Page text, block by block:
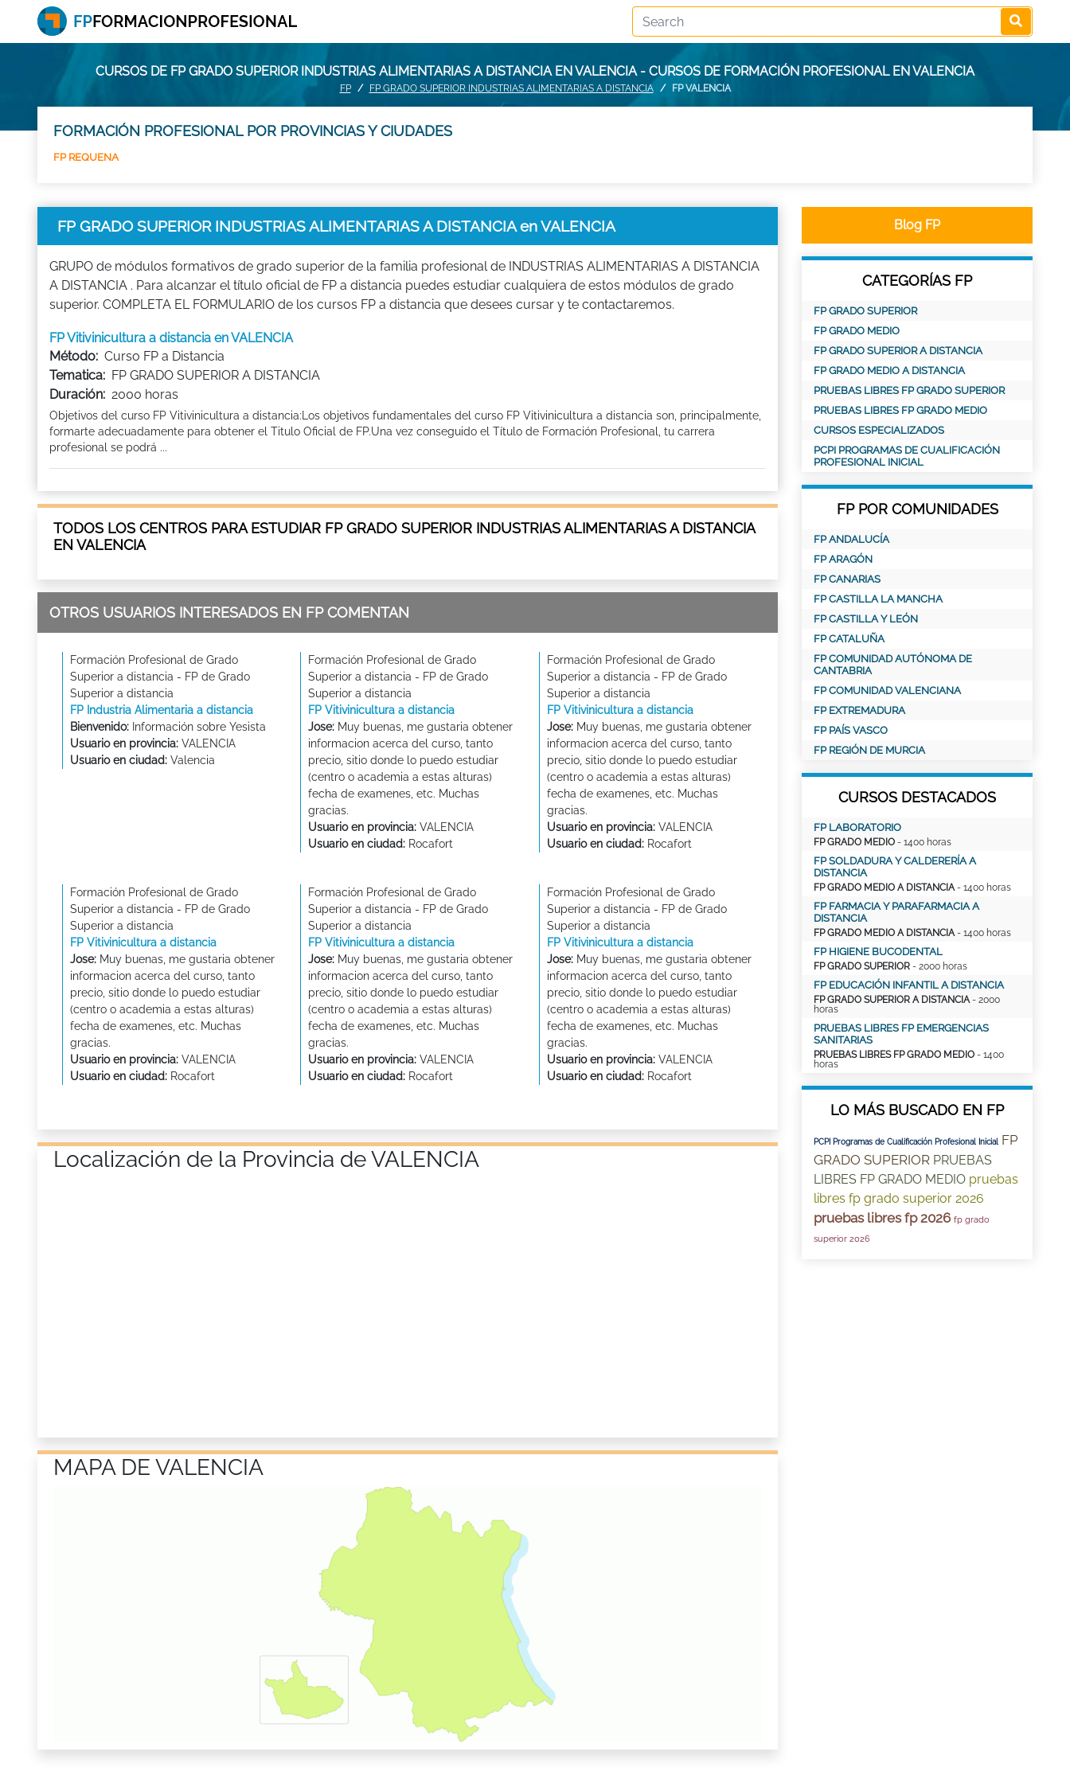
CURSOS DE FP GRADO SUPERIOR INDUSTRIAS ALIMENTARIAS A DISTANCIA EN VALENCIA - CURSOS DE FORMACIÓN PROFESIONAL EN VALENCIA
FP FP GRADO SUPERIOR INDUSTRIAS ALIMENTARIAS A DISTANCIA FP VALENCIA
FORMACIÓN PROFESIONAL POR PROVINCIAS Y CIUDADES
FP REQUENA
FP GRADO SUPERIOR INDUSTRIAS ALIMENTARIAS A DISTANCIA en VALENCIA
GRUPO de módulos formativos de grado superior de la familia profesional de INDUSTRIAS ALIMENTARIAS A DISTANCIA
A DISTANCIA . Para alcanzar el título oficial de FP a distancia puedes estudiar cualquiera de estos módulos de grado
superior. COMPLETA EL FORMULARIO de los cursos FP a distancia que desees cursar y te contactaremos.
FP Vitivinicultura a distancia en VALENCIA
Método: Curso FP a Distancia
Tematica: FP GRADO SUPERIOR A DISTANCIA
Duración: 2000 horas
Objetivos del curso FP Vitivinicultura a distancia:Los objetivos fundamentales del curso FP Vitivinicultura a distancia son, principalmente,
formarte adecuadamente para obtener el Titulo Oficial de FP.Una vez conseguido el Título de Formación Profesional, tu carrera
profesional se podrá ...
TODOS LOS CENTROS PARA ESTUDIAR FP GRADO SUPERIOR INDUSTRIAS ALIMENTARIAS A DISTANCIA
EN VALENCIA
OTROS USUARIOS INTERESADOS EN FP COMENTAN
Formación Profesional de Grado
Superior a distancia - FP de Grado
Superior a distancia
FP Industria Alimentaria a distancia
Bienvenido: Información sobre Yesista
Usuario en provincia: VALENCIA
Usuario en ciudad: Valencia
Formación Profesional de Grado
Superior a distancia - FP de Grado
Superior a distancia
FP Vitivinicultura a distancia
Jose: Muy buenas, me gustaria obtener
informacion acerca del curso, tanto
precio, sitio donde lo puedo estudiar
(centro o academia a estas alturas)
fecha de examenes, etc. Muchas
gracias.
Usuario en provincia: VALENCIA
Usuario en ciudad: Rocafort
Formación Profesional de Grado
Superior a distancia - FP de Grado
Superior a distancia
FP Vitivinicultura a distancia
Jose:Muy buenas, me gustaria obtener
informacion acerca del curso, tanto
precio, sitio donde lo puedo estudiar
(centro o academia a estas alturas)
fecha de examenes, etc. Muchas
gracias.
Usuario en provincia:VALENCIA
Usuario en ciudad:Rocafort
Formación Profesional de Grado
Superior a distancia - FP de Grado
Superior a distancia
FP Vitivinicultura a distancia
Jose: Muy buenas, me gustaria obtener
informacion acerca del curso, tanto
precio, sitio donde lo puedo estudiar
(centro o academia a estas alturas)
fecha de examenes, etc. Muchas
gracias.
Usuario en provincia: VALENCIA
Usuario en ciudad: Rocafort
Formación Profesional de Grado
Superior a distancia - FP de Grado
Superior a distancia
FP Vitivinicultura a distancia
Jose: Muy buenas, me gustaria obtener
informacion acerca del curso, tanto
precio, sitio donde lo puedo estudiar
(centro o academia a estas alturas)
fecha de examenes, etc. Muchas
gracias.
Usuario en provincia: VALENCIA
Usuario en ciudad: Rocafort
Formación Profesional de Grado
Superior a distancia - FP de Grado
Superior a distancia
FP Vitivinicultura a distancia
Jose:Muy buenas, me gustaria obtener
informacion acerca del curso, tanto
precio, sitio donde lo puedo estudiar
(centro o academia a estas alturas)
fecha de examenes, etc. Muchas
gracias.
Usuario en provincia:VALENCIA
Usuario en ciudad:Rocafort
Localización de la Provincia de VALENCIA
MAPA DE VALENCIA
Blog FP
CATEGORÍAS FP
FP GRADO SUPERIOR
FP GRADO MEDIO
FP GRADO SUPERIOR A DISTANCIA
FP GRADO MEDIO A DISTANCIA
PRUEBAS LIBRES FP GRADO SUPERIOR
PRUEBAS LIBRES FP GRADO MEDIO
CURSOS ESPECIALIZADOS
PCPI PROGRAMAS DE CUALIFICACIÓN
PROFESIONAL INICIAL
FP POR COMUNIDADES
FP ANDALUCÍA
FP ARAGÓN
FP CANARIAS
FP CASTILLA LA MANCHA
FP CASTILLA Y LEÓN
FP CATALUÑA
FP COMUNIDAD AUTÓNOMA DE
CANTABRIA
FP COMUNIDAD VALENCIANA
FP EXTREMADURA
FP PAÍS VASCO
FP REGIÓN DE MURCIA
CURSOS DESTACADOS
FP LABORATORIO
FP GRADO MEDIO - 1400 horas
FP SOLDADURA Y CALDERERÍA A
DISTANCIA
FP GRADO MEDIO A DISTANCIA- 1400 horas
FP FARMACIA Y PARAFARMACIA A
DISTANCIA
FP GRADO MEDIO A DISTANCIA- 1400 horas
FP HIGIENE BUCODENTAL
FP GRADO SUPERIOR - 2000 horas
FP EDUCACIÓN INFANTIL A DISTANCIA
FP GRADO SUPERIOR A DISTANCIA- 2000
horas
PRUEBAS LIBRES FP EMERGENCIAS
SANITARIAS
PRUEBAS LIBRES FP GRADO MEDIO - 1400
horas
LO MÁS BUSCADO EN FP
PCPI Programas de Cualificación Profesional Inicial
FP
GRADO SUPERIOR PRUEBAS
LIBRES FP GRADO MEDIO pruebas
libres fp grado superior 2026
pruebas libres fp 2026 fp grado
superior 2026